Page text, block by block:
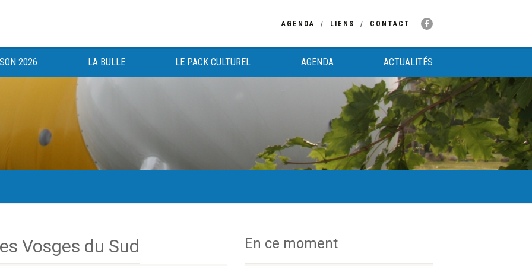
AGENDA LIENS CONTACT
2026 LA BULLE LE PACK CULTUREL AGENDA ACTUALITÉS
au bénéfice des haut-saônois depuis 1983.
Vosges du Sud En ce moment